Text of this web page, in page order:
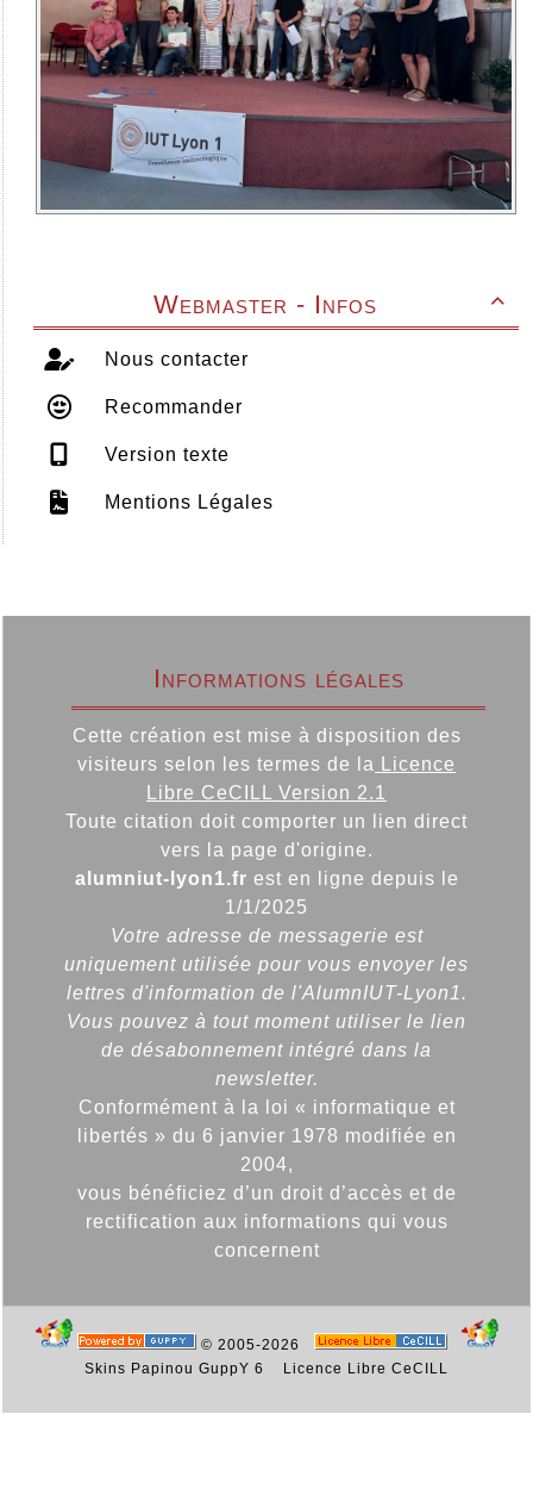

Webmaster - Infos
Nous contacter
Recommander
Version texte
Mentions Légales
Informations légales
Cette création est mise à disposition des
visiteurs selon les termes de la
Licence
Libre CeCILL Version 2.1
Toute citation doit comporter un lien direct
vers la page d'origine.
alumniut-lyon1.fr est en ligne depuis le
1/1/2025
Votre adresse de messagerie est
uniquement utilisée pour vous envoyer les
lettres d'information de l'AlumnIUT-Lyon1.
Vous pouvez à tout moment utiliser le lien
de désabonnement intégré dans la
newsletter.
Conformément à la loi « informatique et
libertés » du 6 janvier 1978 modifiée en
2004,
vous bénéficiez d’un droit d’accès et de
rectification aux informations qui vous
concernent
© 2005-2026
Skins Papinou GuppY 6
Licence Libre CeCILL